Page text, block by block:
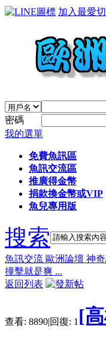
加入最愛
密碼
我的選單
免費魚訊區
魚訊交流區
推廣得金幣
捐款換金幣或VIP
魚兒專用版
搜索
魚訊交流 歐洲論壇 神
撞擊就是爽 ...
返回列表
查看: 8890|回復: 1 [